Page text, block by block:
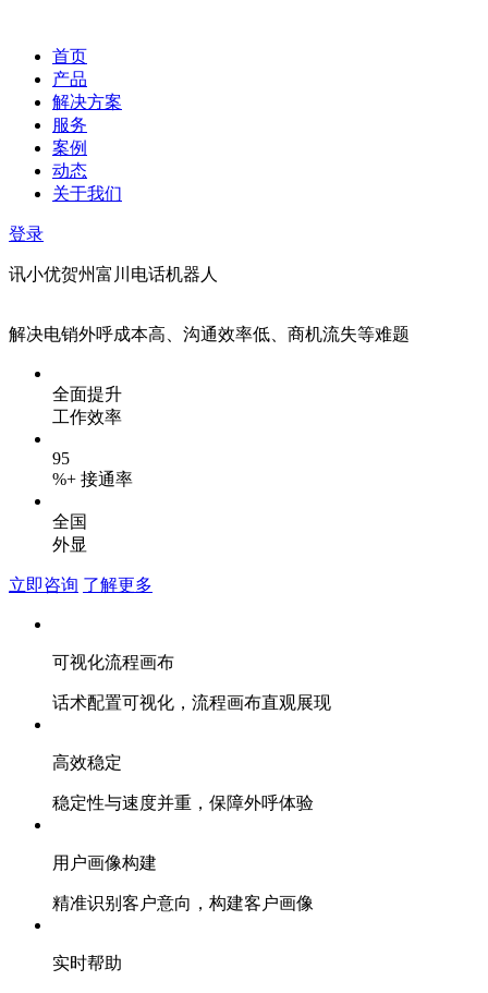
首页
产品
解决方案
服务
案例
动态
关于我们
登录
讯小优贺州富川电话机器人
解决电销外呼成本高、沟通效率低、商机流失等难题
全面提升
工作效率
95
%+ 接通率
全国
外显
立即咨询 了解更多
可视化流程画布
话术配置可视化，流程画布直观展现
高效稳定
稳定性与速度并重，保障外呼体验
用户画像构建
精准识别客户意向，构建客户画像
实时帮助